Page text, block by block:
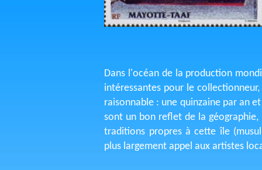
Dans l'océan de la production
intéressantes pour le
raisonnable : une quinzaine par an
sont un bon reflet de la
traditions propres à cette île
plus largement appel aux artistes